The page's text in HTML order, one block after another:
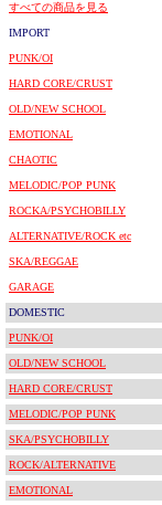
すべての商品を見る
IMPORT
PUNK/OI
HARD CORE/CRUST
OLD/NEW SCHOOL
EMOTIONAL
CHAOTIC
MELODIC/POP PUNK
ROCKA/PSYCHOBILLY
ALTERNATIVE/ROCK etc
SKA/REGGAE
GARAGE
DOMESTIC
PUNK/OI
OLD/NEW SCHOOL
HARD CORE/CRUST
MELODIC/POP PUNK
SKA/PSYCHOBILLY
ROCK/ALTERNATIVE
EMOTIONAL